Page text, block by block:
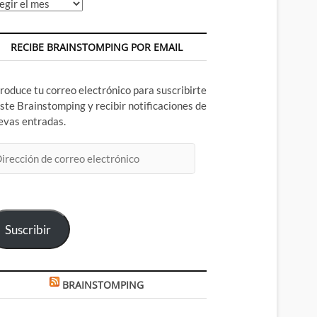
RECIBE BRAINSTOMPING POR EMAIL
tu correo electrónico para suscribirte
Brainstomping y recibir notificaciones de
entradas.
Suscribir
BRAINSTOMPING